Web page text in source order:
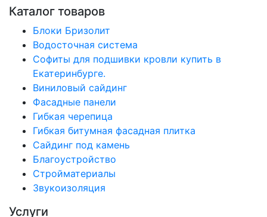
Каталог товаров
Блоки Бризолит
Водосточная система
Софиты для подшивки кровли купить в
Екатеринбурге.
Виниловый сайдинг
Фасадные панели
Гибкая черепица
Гибкая битумная фасадная плитка
Сайдинг под камень
Благоустройство
Стройматериалы
Звукоизоляция
Услуги